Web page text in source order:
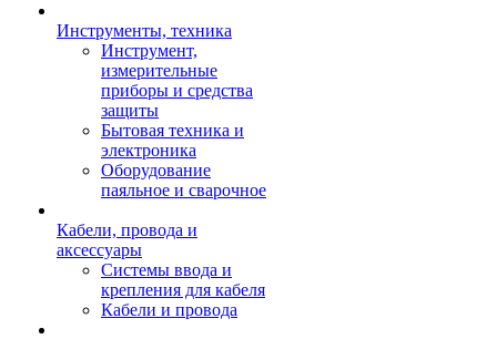
Инструменты, техника
Инструмент,
измерительные
приборы и средства
защиты
Бытовая техника и
электроника
Оборудование
паяльное и сварочное
Кабели, провода и
аксессуары
Системы ввода и
крепления для кабеля
Кабели и провода